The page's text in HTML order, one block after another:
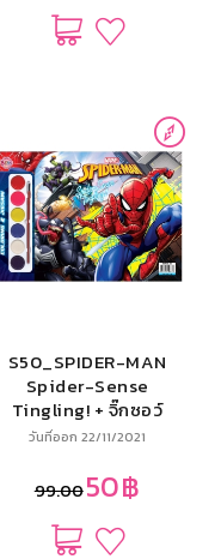
S50_SPIDER-MAN
Spider-Sense
Tingling! + จิ๊กซอว์
และสีน้ำ
วันที่ออก 22/11/2021
99.0050฿